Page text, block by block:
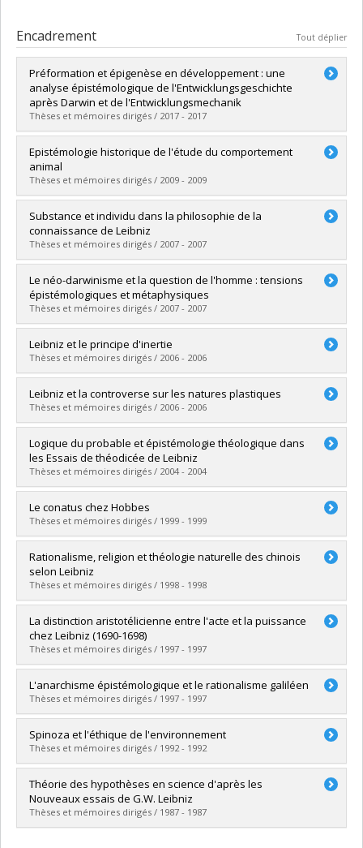
Encadrement Tout déplier
Préformation et épigenèse en développement : une
analyse épistémologique de l'Entwicklungsgeschichte
après Darwin et de l'Entwicklungsmechanik
Thèses et mémoires dirigés / 2017 - 2017
Diplômé(e) :Bolduc, Ghyslain
Cycle :
Diplôme obtenu :Ph. D.
Lien vers le document dans Papyrus
Epistémologie historique de l'étude du comportement
animal
Thèses et mémoires dirigés / 2009 - 2009
Diplômé(e) :Bolduc, Jean-Sébastien
Cycle :Doctorat
Diplôme obtenu :Ph. D.
Lien vers le document dans Papyrus
Substance et individu dans la philosophie de la
connaissance de Leibniz
Thèses et mémoires dirigés / 2007 - 2007
Diplômé(e) :Leduc, Christian
Cycle :Doctorat
Diplôme obtenu :Ph. D.
Lien vers le document dans Papyrus
Le néo-darwinisme et la question de l'homme : tensions
épistémologiques et métaphysiques
Thèses et mémoires dirigés / 2007 - 2007
Diplômé(e) :Delisle, Richard G.
Cycle : Doctorat
Diplôme obtenu :Ph. D.
Lien vers le document dans Papyrus
Leibniz et le principe d'inertie
Thèses et mémoires dirigés / 2006 - 2006
Diplômé(e) :Billette, Jacques
Cycle : Doctorat
Diplôme obtenu :Ph. D.
Lien vers le document dans Papyrus
Leibniz et la controverse sur les natures plastiques
Thèses et mémoires dirigés / 2006 - 2006
Diplômé(e) :Camarda, Vincent
Cycle :Doctorat
Diplôme obtenu :Ph. D.
Lien vers le document dans Papyrus
Logique du probable et épistémologie théologique dans
les Essais de théodicée de Leibniz
Thèses et mémoires dirigés / 2004 - 2004
Diplômé(e) :Latour-Derrien, Annick
Cycle : Doctorat
Diplôme obtenu :Ph. D.
Lien vers le document dans Papyrus
Le conatus chez Hobbes
Thèses et mémoires dirigés / 1999 - 1999
Diplômé(e) : Chamberland, Jacques
Cycle : Doctorat
Diplôme obtenu :Ph. D.
Lien vers le document dans Papyrus
Rationalisme, religion et théologie naturelle des chinois
selon Leibniz
Thèses et mémoires dirigés / 1998 - 1998
Diplômé(e) : Harvey, Rodrigue
Cycle :Maîtrise
Diplôme obtenu :M.A.
Lien vers le document dans Papyrus
La distinction aristotélicienne entre l'acte et la puissance
chez Leibniz (1690-1698)
Thèses et mémoires dirigés / 1997 - 1997
Diplômé(e) : Latour, Annick
Cycle : Maîtrise
Diplôme obtenu :M.A.
Lien vers le document dans Papyrus
L'anarchisme épistémologique et le rationalisme galiléen
Thèses et mémoires dirigés / 1997 - 1997
Diplômé(e) :Camarda, Vincent
Cycle : Maîtrise
Diplôme obtenu :M.A.
Lien vers le document dans Papyrus
Spinoza et l'éthique de l'environnement
Thèses et mémoires dirigés / 1992 - 1992
Diplômé(e) :Lescop, François
Cycle :Maîtrise
Diplôme obtenu :M.A.
Lien vers le document dans Papyrus
Théorie des hypothèses en science d'après les
Nouveaux essais de G.W. Leibniz
Thèses et mémoires dirigés / 1987 - 1987